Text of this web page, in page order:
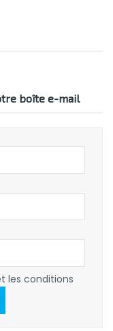
boîte e-mail
les conditions